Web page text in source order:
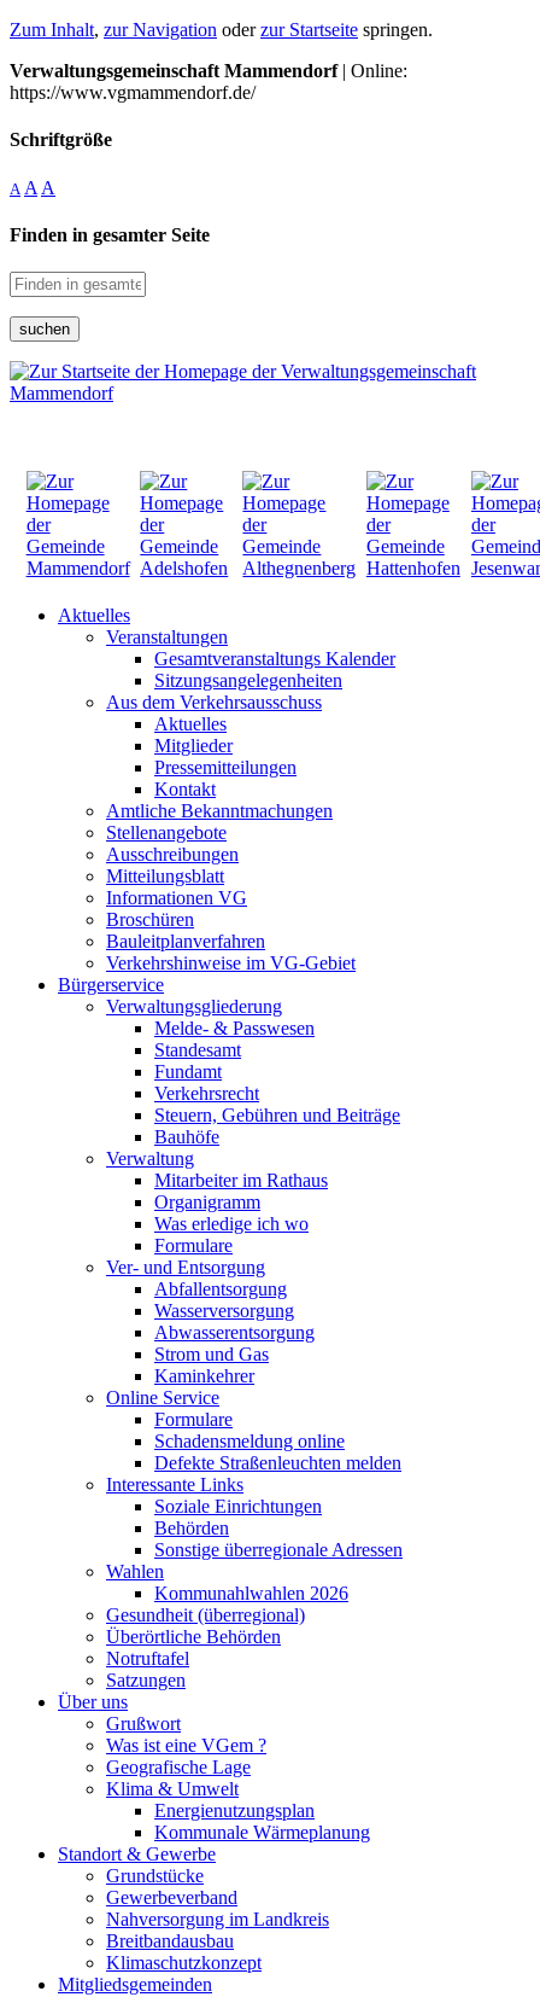
Zum Inhalt, zur Navigation oderzur Startseite springen.
Verwaltungsgemeinschaft Mammendorf| Online:
https://www.vgmammendorf.de/
Schriftgröße
A A A
Finden in gesamter Seite
suchen
Aktuelles
Veranstaltungen
Gesamtveranstaltungs Kalender
Sitzungsangelegenheiten
Aus dem Verkehrsausschuss
Aktuelles
Mitglieder
Pressemitteilungen
Kontakt
Amtliche Bekanntmachungen
Stellenangebote
Ausschreibungen
Mitteilungsblatt
Informationen VG
Broschüren
Bauleitplanverfahren
Verkehrshinweise im VG-Gebiet
Bürgerservice
Verwaltungsgliederung
Melde- & Passwesen
Standesamt
Fundamt
Verkehrsrecht
Steuern, Gebühren und Beiträge
Bauhöfe
Verwaltung
Mitarbeiter im Rathaus
Organigramm
Was erledige ich wo
Formulare
Ver- und Entsorgung
Abfallentsorgung
Wasserversorgung
Abwasserentsorgung
Strom und Gas
Kaminkehrer
Online Service
Formulare
Schadensmeldung online
Defekte Straßenleuchten melden
Interessante Links
Soziale Einrichtungen
Behörden
Sonstige überregionale Adressen
Wahlen
Kommunahlwahlen 2026
Gesundheit (überregional)
Überörtliche Behörden
Notruftafel
Satzungen
Über uns
Grußwort
Was ist eine VGem ?
Geografische Lage
Klima & Umwelt
Energienutzungsplan
Kommunale Wärmeplanung
Standort & Gewerbe
Grundstücke
Gewerbeverband
Nahversorgung im Landkreis
Breitbandausbau
Klimaschutzkonzept
Mitgliedsgemeinden